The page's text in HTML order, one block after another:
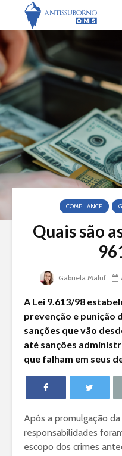
COMPLIANCE
Quais são
Gabriela Maluf
A Lei 9.613/98
prevenção e punição
sanções que vão
até sanções
que falham em seus
Após a promulgação da
responsabilidades
escopo dos crimes